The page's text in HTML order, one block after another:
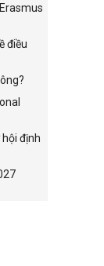
điều
hội định